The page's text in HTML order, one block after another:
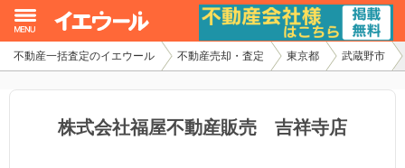
不動産一括査定のイエウール 不動産売却・査定 東京都 武蔵野市
株式会社福屋不動産販売 吉祥寺店
イエウール加盟希望の不動産会社様